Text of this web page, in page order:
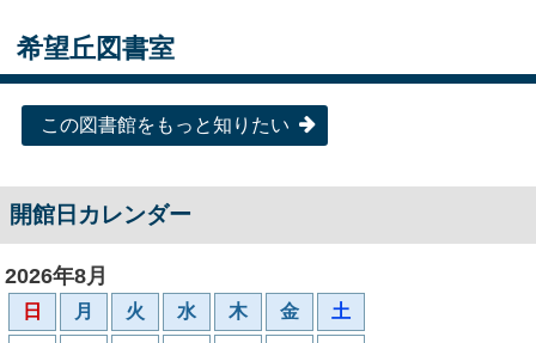
希望丘図書室
この図書館をもっと知りたい
開館日カレンダー
2026年8月
日 月 火 水 木 金 土